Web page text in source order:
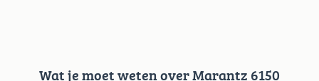
Wat je moet weten over Marantz 6150